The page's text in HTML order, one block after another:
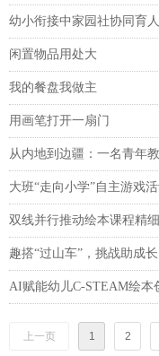
幼小衔接中家园社协同育
闲置物品用处大
我的餐盘我做主
用画笔打开一扇门
从内地到边疆：一名青年
双线并行推动绘本课程精
趣搭“过山车”，挑战助成长
AI赋能幼儿C-STEAM绘本
上一页 1 2